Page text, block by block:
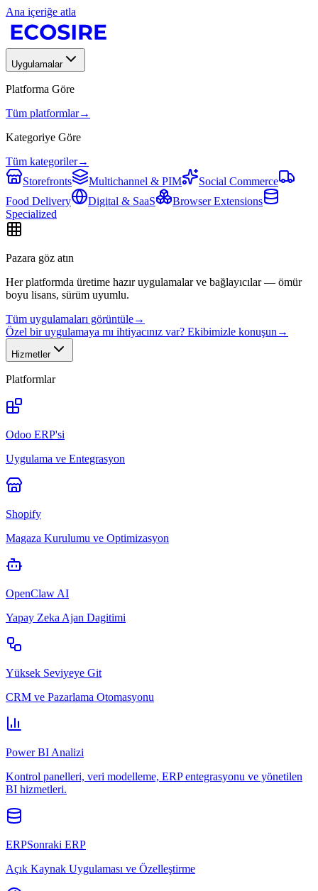
Ana içeriğe atla
Uygulamalar
Platforma Göre
Tüm platformlar→
Kategoriye Göre
Tüm kategoriler→
Storefronts
Multichannel & PIM
Social Commerce
Food Delivery
Digital & SaaS
Browser Extensions
Specialized
Pazara göz atın
Her platformda üretime hazır uygulamalar ve bağlayıcılar — ömür
boyu lisans, sürüm uyumlu.
Tüm uygulamaları görüntüle→
Özel bir uygulamaya mı ihtiyacınız var? Ekibimizle konuşun →
Hizmetler
Platformlar
Odoo ERP'si
Uygulama ve Entegrasyon
Shopify
Magaza Kurulumu ve Optimizasyon
OpenClaw AI
Yapay Zeka Ajan Dagitimi
Yüksek Seviyeye Git
CRM ve Pazarlama Otomasyonu
Power BI Analizi
Kontrol panelleri, veri modelleme, ERP entegrasyonu ve yönetilen
BI hizmetleri.
ERPSonraki ERP
Açık Kaynak Uygulaması ve Özelleştirme